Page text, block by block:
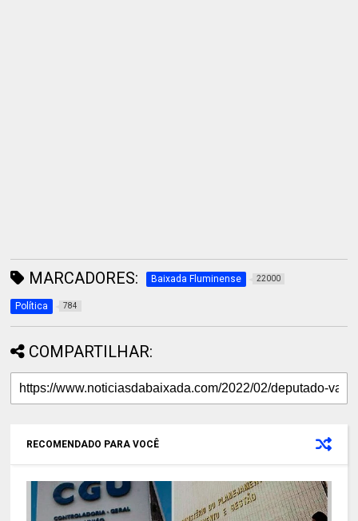
MARCADORES: Baixada Fluminense 22000
Política 784
COMPARTILHAR:
RECOMENDADO PARA VOCÊ